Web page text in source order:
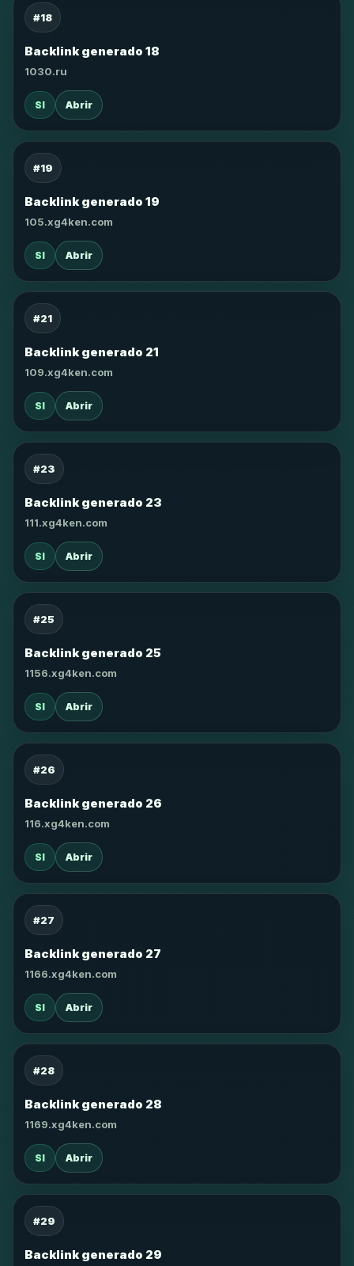
#18
Backlink generado 18
1030.ru
SI Abrir
#19
Backlink generado 19
105.xg4ken.com
SI Abrir
#21
Backlink generado 21
109.xg4ken.com
SI Abrir
#23
Backlink generado 23
111.xg4ken.com
SI Abrir
#25
Backlink generado 25
1156.xg4ken.com
SI Abrir
#26
Backlink generado 26
116.xg4ken.com
SI Abrir
#27
Backlink generado 27
1166.xg4ken.com
SI Abrir
#28
Backlink generado 28
1169.xg4ken.com
SI Abrir
#29
Backlink generado 29